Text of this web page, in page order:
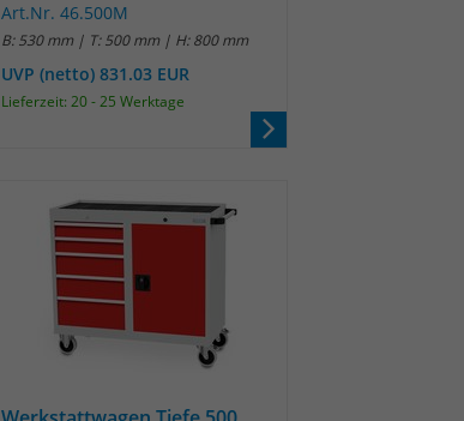
Art.Nr. 46.500M
B: 530 mm | T: 500 mm | H: 800 mm
UVP (netto) 831.03 EUR
Lieferzeit: 20 - 25 Werktage